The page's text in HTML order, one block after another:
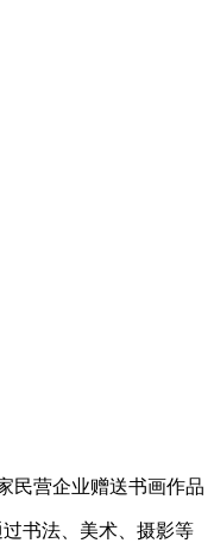
民营企业赠送书画作品
书法、美术、摄影等